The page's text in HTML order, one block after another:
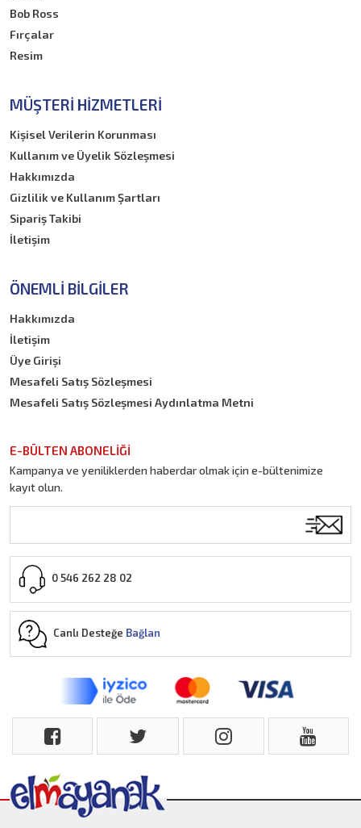
Bob Ross
Fırçalar
Resim
MÜŞTERI HIZMETLERI
Kişisel Verilerin Korunması
Kullanım ve Üyelik Sözleşmesi
Hakkımızda
Gizlilik ve Kullanım Şartları
Sipariş Takibi
İletişim
ÖNEMLI BILGILER
Hakkımızda
İletişim
Üye Girişi
Mesafeli Satış Sözleşmesi
Mesafeli Satış Sözleşmesi Aydınlatma Metni
E-BÜLTEN ABONELİĞİ
Kampanya ve yeniliklerden haberdar olmak için e-bültenimize
kayıt olun.
0 546 262 28 02
Canlı Desteğe Bağlan